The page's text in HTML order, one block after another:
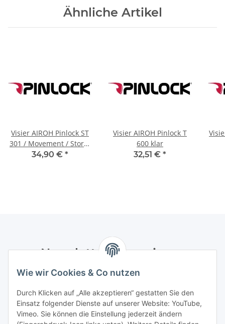
Wie wir Cookies & Co nutzen
Durch Klicken auf „Alle akzeptieren“ gestatten Sie den
Einsatz folgender Dienste auf unserer Website: YouTube,
Vimeo. Sie können die Einstellung jederzeit ändern
Ähnliche Artikel
Visier AIROH Pinlock ST
301 / Movement / Storm
- klar
34,90 € *
Visier AIROH Pinlock T
600 klar
32,51 € *
Newsletter Abonnieren
Bitte senden Sie mir entsprechend Ihrer
Informationen zu Ihrem Produktsortiment per E-Mail zu.
Abonnieren